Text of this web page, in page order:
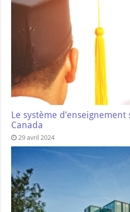
Le système
Canada
29 avril 2024